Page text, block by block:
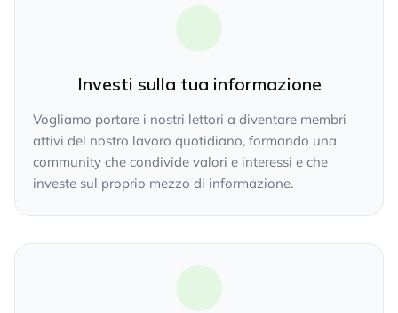
Investi sulla tua informazione
Vogliamo portare i nostri lettori a diventare membri
attivi del nostro lavoro quotidiano, formando una
community che condivide valori e interessi e che
investe sul proprio mezzo di informazione.